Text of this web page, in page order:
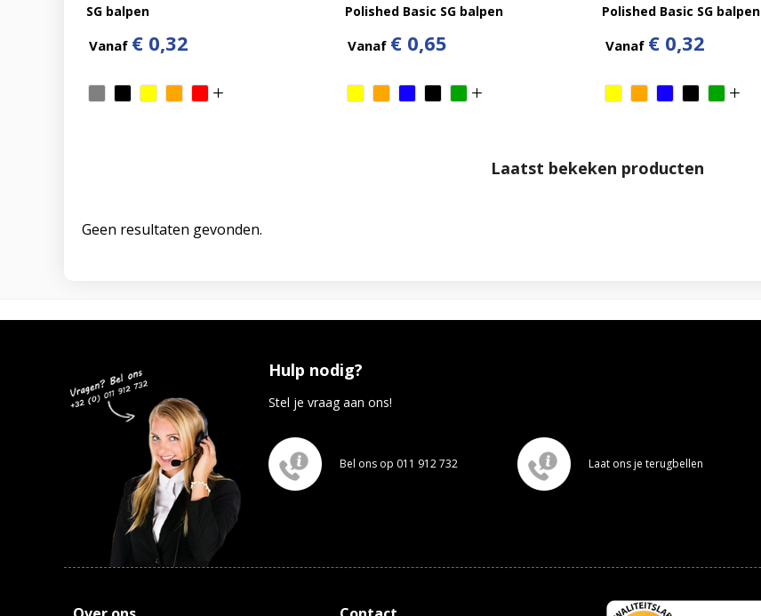
SG balpen
Vanaf € 0,32
Polished Basic SG balpen
Vanaf € 0,65
Polished Basic SG balpen
Vanaf € 0,32
Laatst bekeken producten
Geen resultaten gevonden.
Hulp nodig?
Stel je vraag aan ons!
Bel ons op 011 912 732 Laat ons je terugbellen